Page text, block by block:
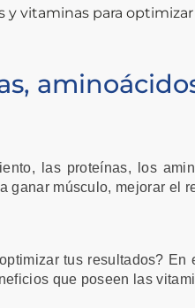
las proteínas, los
ganar músculo, mejorar el
tus resultados?
que poseen las